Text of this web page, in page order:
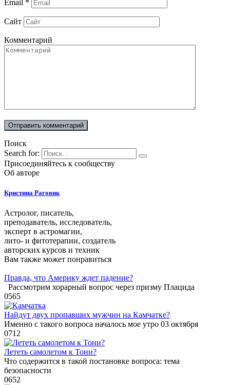
Email *
Сайт
Комментарий
Поиск
Search for:
Присоединяйтесь к сообществу
Об авторе
Кристина Раговик
Астролог, писатель,
преподаватель, исследователь,
эксперт в астромагии,
лито- и фитотерапии, создатель
авторских курсов и техник
Вам также может понравиться
Правда, что Америку ждет падение?
Рассмотрим хорарный вопрос через призму Плацида
0565
Найдут двух пропавших мужчин на Камчатке?
Именно с такого вопроса началось мое утро 03 октября
0712
Лететь самолетом к Тони?
Что содержится в такой постановке вопроса: тема
безопасности
0652